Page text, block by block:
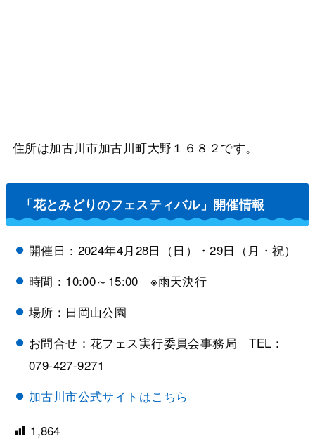
住所は加古川市加古川町大野１６８２です。
「花とみどりのフェスティバル」開催情報
開催日：2024年4月28日（日）・29日（月・祝）
時間：10:00～15:00 ※雨天決行
場所：日岡山公園
お問合せ：花フェス実行委員会事務局 TEL：
079-427-9271
加古川市公式サイトはこちら
1,864